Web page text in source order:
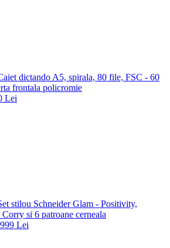
dictando A5, spirala, 80 file, FSC - 60
frontala policromie
Lei
stilou Schneider Glam - Positivity,
si 6 patroane cerneala
99 Lei